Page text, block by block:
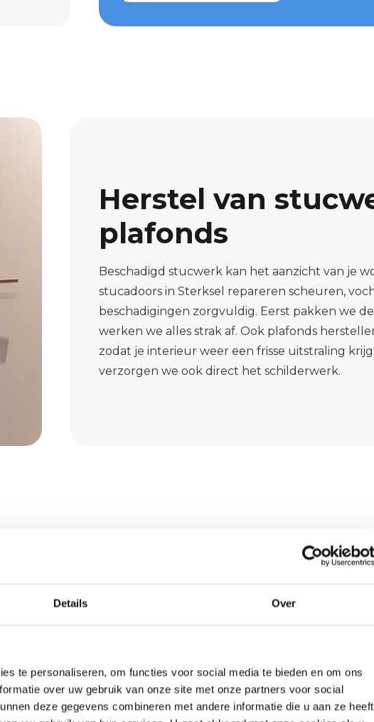
Details Over
te personaliseren, om functies voor social media te bieden en om ons
over uw gebruik van onze site met onze partners voor social
deze gegevens combineren met andere informatie die u aan ze heeft
Herstel van
plafonds
Beschadigd stucwerk kan het aanzicht van je
stucadoors in Sterksel repareren scheuren,
beschadigingen zorgvuldig. Eerst pakken we
werken we alles strak af. Ook plafonds
zodat je interieur weer een frisse uitstraling
verzorgen we ook direct het schilderwerk.
en